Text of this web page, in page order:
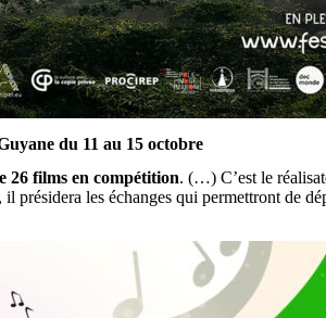
du 11 au 15 octobre
26 films en compétition. (…) C’est le
les échanges qui permettront de